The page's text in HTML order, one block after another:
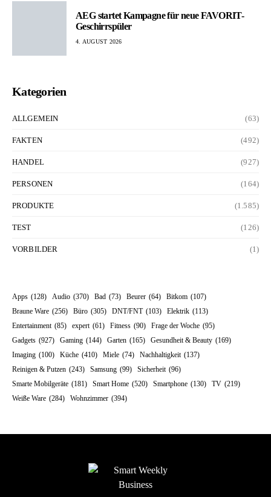
AEG startet Kampagne für neue FAVORIT-
Geschirrspüler
4. AUGUST 2026
Kategorien
ALLGEMEIN (63)
FAKTEN (492)
HANDEL (927)
PERSONEN (164)
PRODUKTE (1.585)
TEST (126)
VORBILDER (1)
Apps (128) Audio (370) Bad (73) Beurer (64) Bitkom (107)
Braune Ware (256) Büro (305) DNT/FNT (103) Elektrik (113)
Entertainment (85) expert (61) Fitness (90) Frage der Woche (95)
Gadgets (927) Gaming (144) Garten (165) Gesundheit & Beauty (169)
Imaging (100) Küche (410) Miele (74) Nachhaltigkeit (137)
Reinigen & Putzen (243) Samsung (99) Sicherheit (96)
Smarte Mobilgeräte (181) Smart Home (520) Smartphone (130) TV (219)
Weiße Ware (284) Wohnzimmer (394)